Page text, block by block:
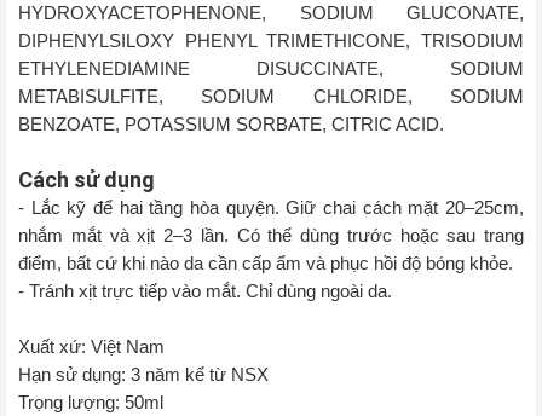
HYDROXYACETOPHENONE, SODIUM GLUCONATE,
DIPHENYLSILOXY PHENYL TRIMETHICONE, TRISODIUM
ETHYLENEDIAMINE DISUCCINATE, SODIUM
METABISULFITE, SODIUM CHLORIDE, SODIUM
BENZOATE, POTASSIUM SORBATE, CITRIC ACID.
Cách sử dụng
- Lắc kỹ để hai tầng hòa quyện. Giữ chai cách mặt 20–25cm,
nhắm mắt và xịt 2–3 lần. Có thể dùng trước hoặc sau trang
điểm, bất cứ khi nào da cần cấp ẩm và phục hồi độ bóng khỏe.
- Tránh xịt trực tiếp vào mắt. Chỉ dùng ngoài da.
Xuất xứ: Việt Nam
Hạn sử dụng: 3 năm kể từ NSX
Trọng lượng: 50ml